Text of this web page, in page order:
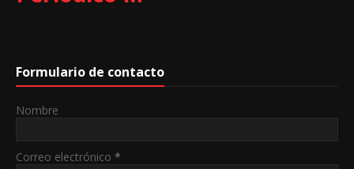
Formulario de contacto
Nombre
Correo electrónico *